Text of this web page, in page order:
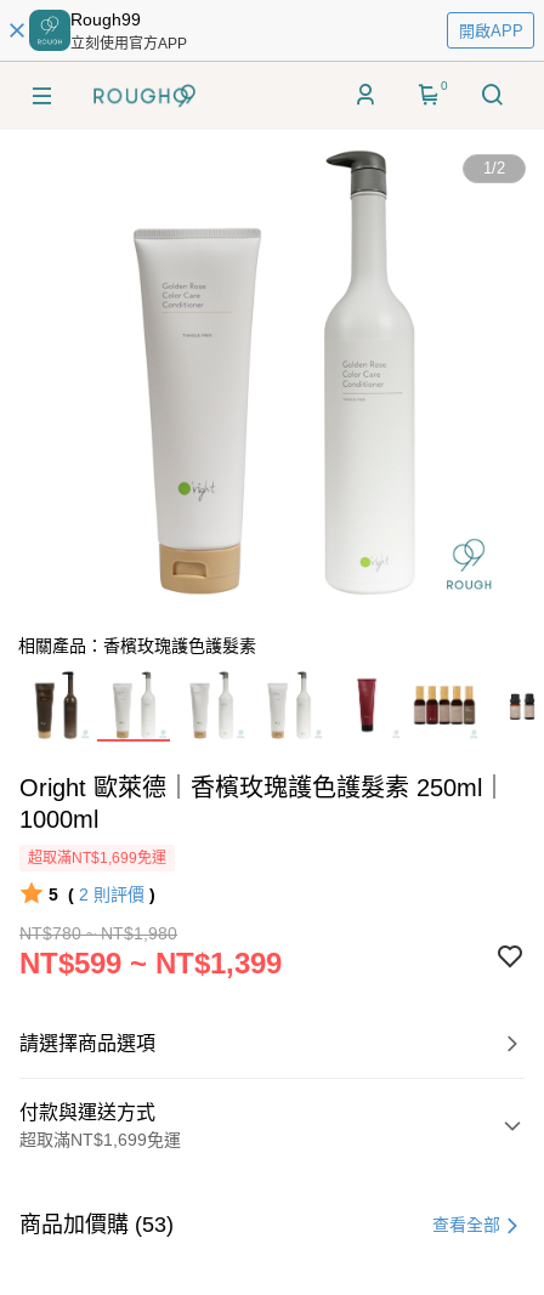
Rough99
立刻使用官方APP
開啟APP
0
1/2
相關產品：香檳玫瑰護色護髮素
Oright 歐萊德｜香檳玫瑰護色護髮素 250ml｜
1000ml
超取滿NT$1,699免運
5 ( 2 則評價 )
NT$780 ~ NT$1,980
NT$599 ~ NT$1,399
請選擇商品選項
付款與運送方式
超取滿NT$1,699免運
信用卡一次付款
商品加價購 (53) 查看全部